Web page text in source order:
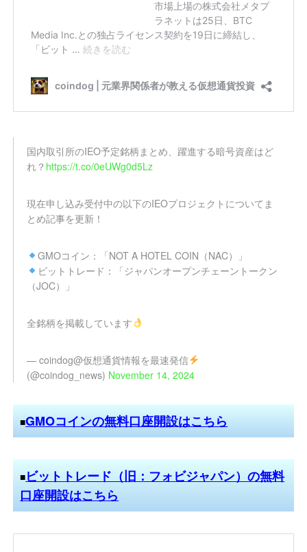
国内取引所のIEO予定銘柄まとめ、躍進する暗号資産はど
れ？ https://t.co/0eUWg0d5Lz
現在申し込み受付中の以下のIEOプロジェクトについてま
とめ記事を更新！
GMOコイン：「NOT A HOTEL COIN（NAC）」
ビットトレード：「ジャパンオープンチェーントークン
（JOC）」
全銘柄を掲載しています
— coindog@仮想通貨情報を最速発信
(@coindog_news) November 14, 2024
■GMOコインの無料口座開設はこちら
■ビットトレード（旧：フォビジャパン）の無料
口座開設はこちら